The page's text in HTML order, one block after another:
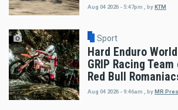
Aug 04 2026 - 5:47pm byKTM
Sport
Hard Enduro
GRIP Racing
Red Bull
Aug 04 2026 - 9:46am byMR